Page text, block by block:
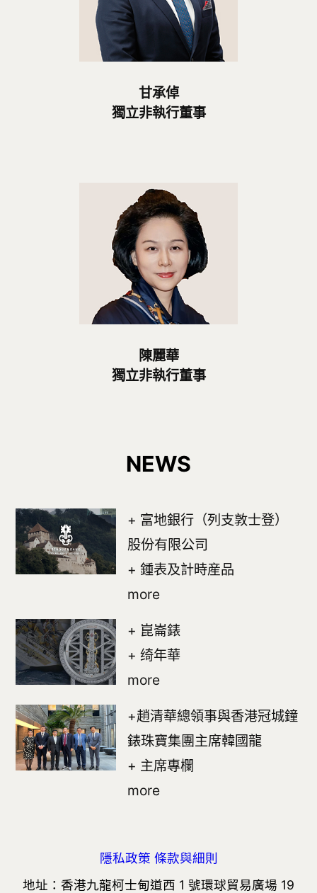
甘承倬
獨立非執行董事
陳麗華
獨立非執行董事
NEWS
+ 富地銀行（列支敦士登）
股份有限公司
+ 鍾表及計時産品
more
+ 崑崙錶
+ 绮年華
more
+趙清華總領事與香港冠城鐘
錶珠寶集團主席韓國龍
+ 主席專欄
more
隱私政策 條款與細則
地址：香港九龍柯士甸道西 1 號環球貿易廣場 19